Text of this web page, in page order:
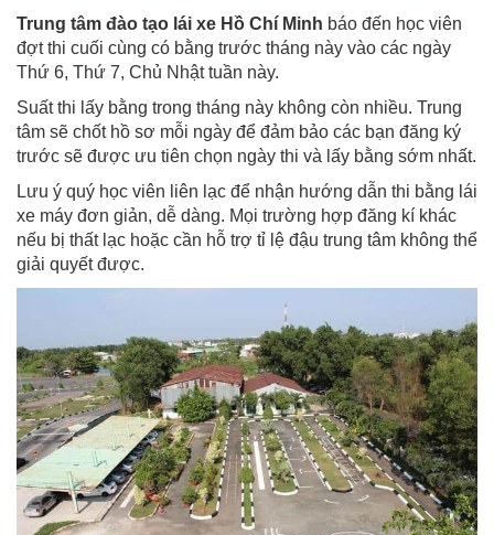
Trung tâm đào tạo lái xe Hồ Chí Minh báo đến học viên
đợt thi cuối cùng có bằng trước tháng này vào các ngày
Thứ 6, Thứ 7, Chủ Nhật tuần này.
Suất thi lấy bằng trong tháng này không còn nhiều. Trung
tâm sẽ chốt hồ sơ mỗi ngày để đảm bảo các bạn đăng ký
trước sẽ được ưu tiên chọn ngày thi và lấy bằng sớm nhất.
Lưu ý quý học viên liên lạc để nhận hướng dẫn thi bằng lái
xe máy đơn giản, dễ dàng. Mọi trường hợp đăng kí khác
nếu bị thất lạc hoặc cần hỗ trợ tỉ lệ đậu trung tâm không thể
giải quyết được.